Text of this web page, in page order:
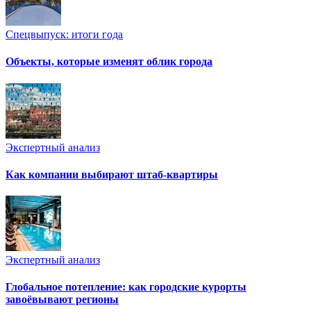
Спецвыпуск: итоги года
Объекты, которые изменят облик города
Экспертный анализ
Как компании выбирают штаб-квартиры
Экспертный анализ
Глобальное потепление: как городские курорты
завоёвывают регионы